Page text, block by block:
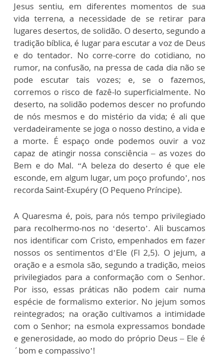
Jesus sentiu, em diferentes momentos de sua
vida terrena, a necessidade de se retirar para
lugares desertos, de solidão. O deserto, segundo a
tradição bíblica, é lugar para escutar a voz de Deus
e do tentador. No corre-corre do cotidiano, no
rumor, na confusão, na pressa de cada dia não se
pode escutar tais vozes; e, se o fazemos,
corremos o risco de fazê-lo superficialmente. No
deserto, na solidão podemos descer no profundo
de nós mesmos e do mistério da vida; é ali que
verdadeiramente se joga o nosso destino, a vida e
a morte. É espaço onde podemos ouvir a voz
capaz de atingir nossa consciência – as vozes do
Bem e do Mal. “A beleza do deserto é que ele
esconde, em algum lugar, um poço profundo’, nos
recorda Saint-Exupéry (O Pequeno Príncipe).
A Quaresma é, pois, para nós tempo privilegiado
para recolhermo-nos no ‘deserto’. Ali buscamos
nos identificar com Cristo, empenhados em fazer
nossos os sentimentos d’Ele (Fl 2,5). O jejum, a
oração e a esmola são, segundo a tradição, meios
privilegiados para a conformação com o Senhor.
Por isso, essas práticas não podem cair numa
espécie de formalismo exterior. No jejum somos
reintegrados; na oração cultivamos a intimidade
com o Senhor; na esmola expressamos bondade
e generosidade, ao modo do próprio Deus – Ele é
´bom e compassivo’!